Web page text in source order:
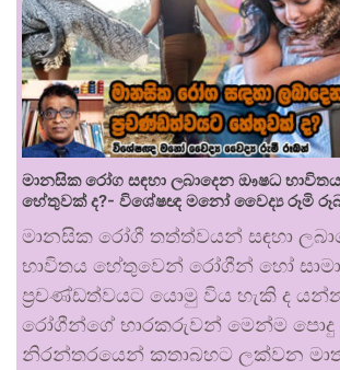
මානසික රෝග සඳහා ලබාදෙන ඖෂධ
හේතුවක් ද?- විශේෂඥ මනෝ වෛද්‍ය රූමි
මානසික රෝගී තත්ත්වයන් සඳහා
භාවිතය හේතුවෙන් රෝගීන් හෝ
ප්‍රචණ්ඩත්වයට යොමු විය හැකි ද
රෝගීන්ගේ භාරකරුවන් මෙන්ම පොදු
නිරන්තරයෙන් කතාබහට ලක්වන